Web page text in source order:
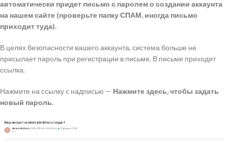
автоматически придет письмо с паролем о создании аккаунта
на нашем сайте (проверьте папку СПАМ, иногда письмо
приходит туда).
В целях безопасности вашего аккаунта, система больше не
присылает пароль при регистрации в письме. В письме приходит
ссылка.
Нажмите на ссылку с надписью — Нажмите здесь, чтобы задать
новый пароль.